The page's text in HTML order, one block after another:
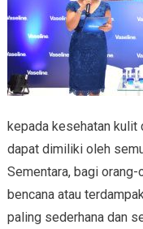
kepada kesehatan kulit
dapat dimiliki oleh
Sementara, bagi
bencana atau
paling sederhana dan